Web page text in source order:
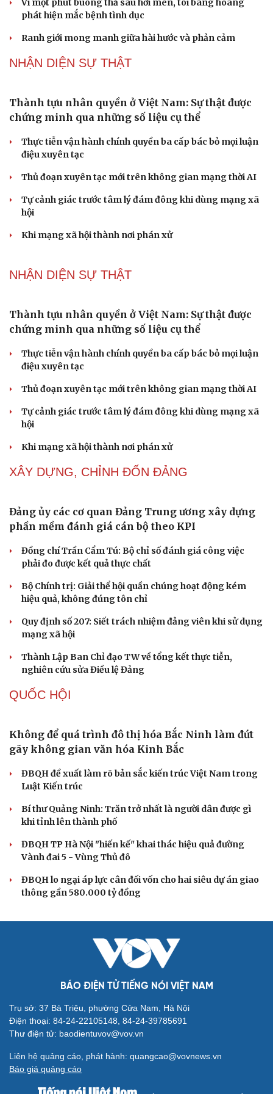
Bí thư Quảng Ninh: Trăn trở nhất là người dân được gì
khi tỉnh lên thành phố
ĐBQH TP Hà Nội "hiến kế" khai thác hiệu quả đường
Vành đai 5 - Vùng Thủ đô
PODCAST
"Loạn" biển hiệu tiếng nước ngoài: Đã đến lúc
chấn chỉnh
Lời đề nghị của người tình trẻ về chuyện có con chung
khiến tôi bế tắc ở tuổi 80
Du lịch biển Việt Nam: Muốn bứt phá phải vượt khỏi lợi
thế tự nhiên
phát hiện mắc bệnh tình dục
NHẬN DIỆN SỰ THẬT
Thành tựu nhân quyền ở Việt Nam: Sự thật được
điệu xuyên tạc
hội
NHẬN DIỆN SỰ THẬT
chứng minh qua những số liệu cụ thể
Thực tiễn vận hành chính quyền ba cấp bác bỏ mọi luận
điệu xuyên tạc
Thủ đoạn xuyên tạc mới trên không gian mạng thời AI
Tự cảnh giác trước tâm lý đám đông khi dùng mạng xã
hội
XÂY DỰNG, CHỈNH ĐỐN ĐẢNG
Đảng ủy các cơ quan Đảng Trung ương xây dựng
phần mềm đánh giá cán bộ theo KPI
Đồng chí Trần Cẩm Tú: Bộ chỉ số đánh giá công việc
phải đo được kết quả thực chất
Bộ Chính trị: Giải thể hội quần chúng hoạt động kém
hiệu quả, không đúng tôn chỉ
Quy định số 207: Siết trách nhiệm đảng viên khi sử dụng
mạng xã hội
Thành Lập Ban Chỉ đạo TW về tổng kết thực tiễn,
gãy không gian văn hóa Kinh Bắc
ĐBQH đề xuất làm rõ bản sắc kiến trúc Việt Nam trong
Bí thư Quảng Ninh: Trăn trở nhất là người dân được gì